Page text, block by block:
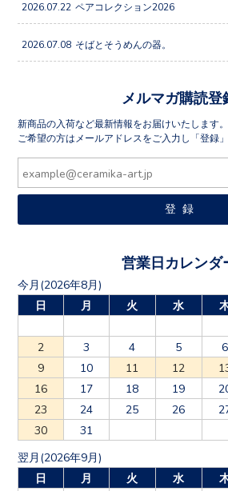
2026.07.22 ペアコレクション2026
2026.07.08 そばとそうめんの器。
メルマガ購読登
新商品の入荷など最新情報をお届けいたします。
ご希望の方はメールアドレスをご入力し「登録
営業日カレンダ
今月(2026年8月)
日
月 火 水
2
3 4 5 6
9
10 11 12
16
17 18 19
23
24 25 26
30
31
翌月(2026年9月)
日
月 火 水